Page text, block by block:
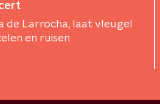
de Larrocha, laat vleugel
en ruisen